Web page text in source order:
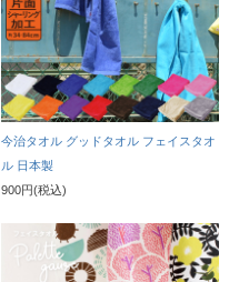
今治タオル グッドタオル フェイスタオ
ル 日本製
900円(税込)